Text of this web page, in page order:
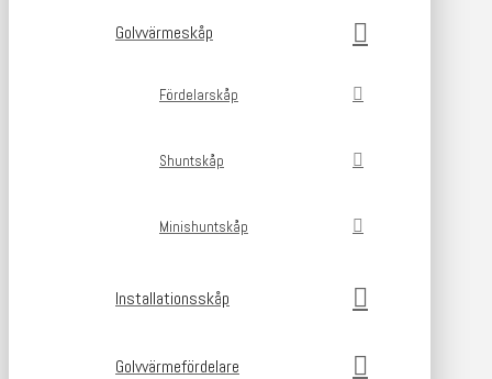
Golvvärmeskåp
Fördelarskåp
Shuntskåp
Minishuntskåp
Installationsskåp
Golvvärmefördelare